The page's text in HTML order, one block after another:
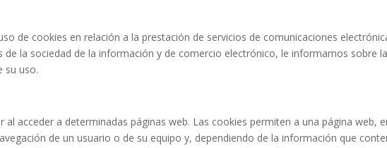
de cookies en relación a la prestación de servicios de comunicaciones
de la sociedad de la información y de comercio electrónico, le informamos sobre
su uso.
acceder a determinadas páginas web. Las cookies permiten a una página web,
de un usuario o de su equipo y, dependiendo de la información que